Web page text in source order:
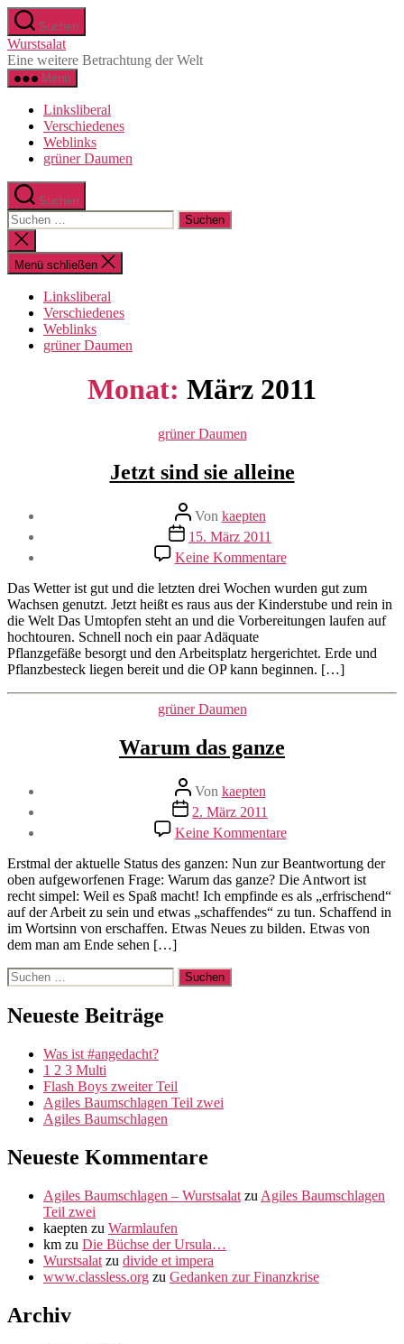
Direkt
zum
Inhalt
wechseln
Suchen
Wurstsalat
Eine weitere Betrachtung der Welt
Menü
Linksliberal
Verschiedenes
Weblinks
grüner Daumen
Suchen
Suche
nach:
Suche
schließen
Menü schließen
Linksliberal
Verschiedenes
Weblinks
grüner Daumen
Monat: März 2011
Kategorien
grüner Daumen
Jetzt sind sie alleine
Beitragsautor
Von kaepten
Beitragsdatum
15. März 2011
Keine Kommentarezu
Jetzt
sind
sie
alleine
Das Wetter ist gut und die letzten drei Wochen wurden gut zum
Wachsen genutzt. Jetzt heißt es raus aus der Kinderstube und rein in
die Welt Das Umtopfen steht an und die Vorbereitungen laufen auf
hochtouren. Schnell noch ein paar Adäquate
Pflanzgefäße besorgt und den Arbeitsplatz hergerichtet. Erde und
Pflanzbesteck liegen bereit und die OP kann beginnen. […]
Kategorien
grüner Daumen
Warum das ganze
Beitragsautor
Von kaepten
Beitragsdatum
2. März 2011
Keine Kommentarezu
Warum
das
ganze
Erstmal der aktuelle Status des ganzen: Nun zur Beantwortung der
oben aufgeworfenen Frage: Warum das ganze? Die Antwort ist
recht simpel: Weil es Spaß macht! Ich empfinde es als „erfrischend“
auf der Arbeit zu sein und etwas „schaffendes“ zu tun. Schaffend in
im Wortsinn von erschaffen. Etwas Neues zu bilden. Etwas von
dem man am Ende sehen […]
Suche
nach:
Neueste Beiträge
Was ist #angedacht?
1 2 3 Multi
Flash Boys zweiter Teil
Agiles Baumschlagen Teil zwei
Agiles Baumschlagen
Neueste Kommentare
Agiles Baumschlagen – Wurstsalat zu Agiles Baumschlagen
Teil zwei
kaepten zu Warmlaufen
km zu Die Büchse der Ursula…
Wurstsalat zu divide et impera
www.classless.org zu Gedanken zur Finanzkrise
Archiv